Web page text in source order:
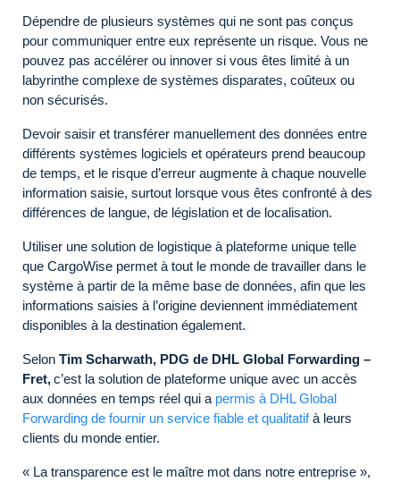
Dépendre de plusieurs systèmes qui ne sont pas conçus
pour communiquer entre eux représente un risque. Vous ne
pouvez pas accélérer ou innover si vous êtes limité à un
labyrinthe complexe de systèmes disparates, coûteux ou
non sécurisés.
Devoir saisir et transférer manuellement des données entre
différents systèmes logiciels et opérateurs prend beaucoup
de temps, et le risque d’erreur augmente à chaque nouvelle
information saisie, surtout lorsque vous êtes confronté à des
différences de langue, de législation et de localisation.
Utiliser une solution de logistique à plateforme unique telle
que CargoWise permet à tout le monde de travailler dans le
système à partir de la même base de données, afin que les
informations saisies à l’origine deviennent immédiatement
disponibles à la destination également.
Selon Tim Scharwath, PDG de DHL Global Forwarding –
Fret,c’est la solution de plateforme unique avec un accès
aux données en temps réel qui a permis à DHL Global
Forwarding de fournir un service fiable et qualitatifà leurs
clients du monde entier.
« La transparence est le maître mot dans notre entreprise »,